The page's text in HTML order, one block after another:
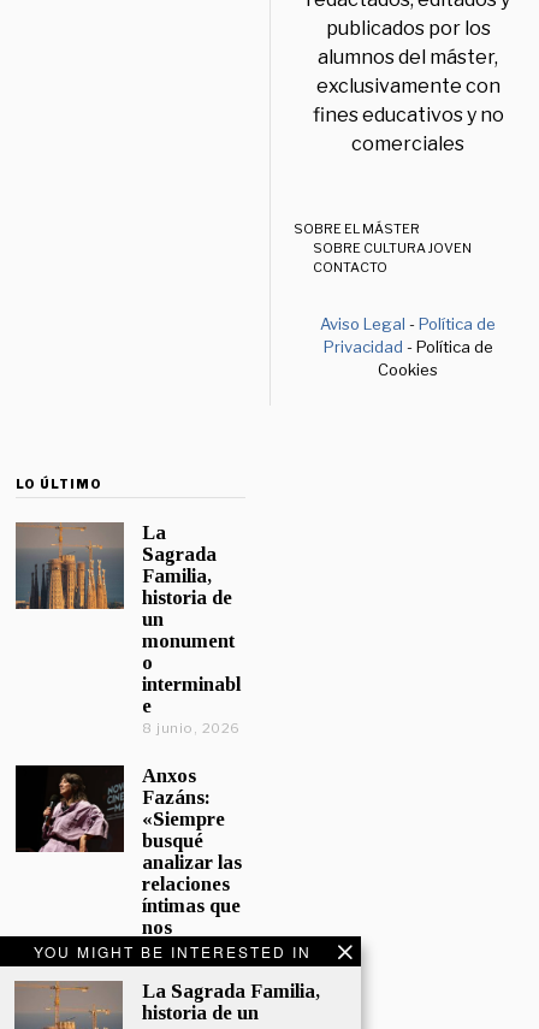
YOU MIGHT BE INTERESTED IN
La Sagrada Familia,
historia de un
publicados por los
alumnos del máster,
exclusivamente con
fines educativos y no
comerciales
SOBRE EL MÁSTER
SOBRE CULTURA JOVEN
CONTACTO
Aviso Legal -Política de
Privacidad - Política de
Cookies
LO ÚLTIMO
La
Sagrada
Familia,
historia de
un
monument
o
interminabl
e
8 junio, 2026
Anxos
Fazáns:
«Siempre
busqué
analizar las
relaciones
íntimas que
nos
afectan»
5 junio, 2026
El hijo de la